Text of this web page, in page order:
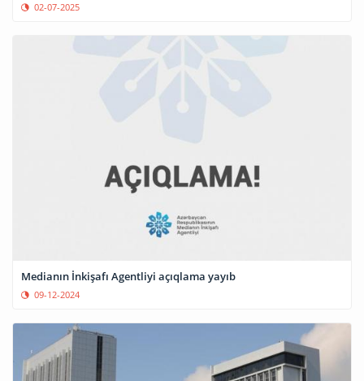
02-07-2025
Medianın İnkişafı Agentliyi açıqlama yayıb
09-12-2024